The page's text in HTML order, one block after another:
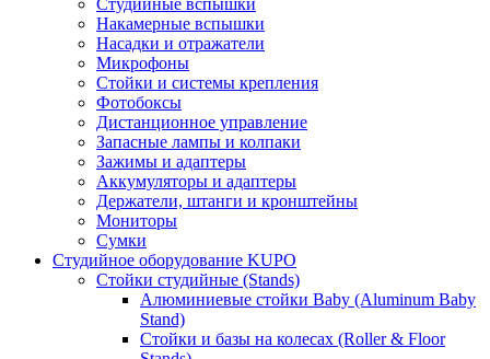
Студийные вспышки
Накамерные вспышки
Насадки и отражатели
Микрофоны
Стойки и системы крепления
Фотобоксы
Дистанционное управление
Запасные лампы и колпаки
Зажимы и адаптеры
Аккумуляторы и адаптеры
Держатели, штанги и кронштейны
Мониторы
Сумки
Студийное оборудование KUPO
Стойки студийные (Stands)
Алюминиевые стойки Baby (Aluminum Baby
Stand)
Стойки и базы на колесах (Roller & Floor